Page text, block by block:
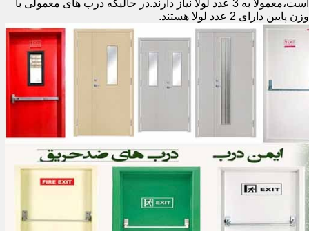
است،معمولاً به 3 عدد لولا نیاز دارند.در حالیکه درب های معمولی با
وزن پایین دارای 2 عدد لولا هستند.